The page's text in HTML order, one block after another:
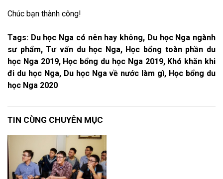
Chúc bạn thành công!
Tags: Du học Nga có nên hay không, Du học Nga ngành
sư phẩm, Tư vấn du học Nga, Học bổng toàn phần du
học Nga 2019, Học bổng du học Nga 2019, Khó khăn khi
đi du học Nga, Du học Nga về nước làm gì, Học bổng du
học Nga 2020
TIN CÙNG CHUYÊN MỤC